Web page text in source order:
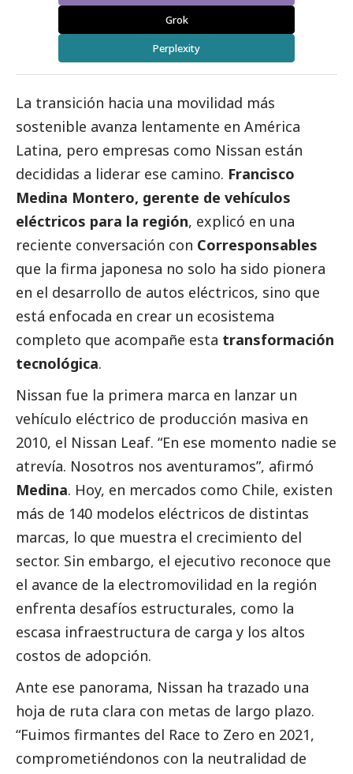
Grok
Perplexity
La transición hacia una movilidad más
sostenible avanza lentamente en América
Latina, pero empresas como Nissan están
decididas a liderar ese camino. Francisco
Medina Montero, gerente de vehículos
eléctricos para la región, explicó en una
reciente conversación con Corresponsables
que la firma japonesa no solo ha sido pionera
en el desarrollo de autos eléctricos, sino que
está enfocada en crear un ecosistema
completo que acompañe esta transformación
tecnológica.
Nissan fue la primera marca en lanzar un
vehículo eléctrico de producción masiva en
2010, el Nissan Leaf. “En ese momento nadie se
atrevía. Nosotros nos aventuramos”, afirmó
Medina. Hoy, en mercados como Chile, existen
más de 140 modelos eléctricos de distintas
marcas, lo que muestra el crecimiento del
sector. Sin embargo, el ejecutivo reconoce que
el avance de la electromovilidad en la región
enfrenta desafíos estructurales, como la
escasa infraestructura de carga y los altos
costos de adopción.
Ante ese panorama, Nissan ha trazado una
hoja de ruta clara con metas de largo plazo.
“Fuimos firmantes del Race to Zero en 2021,
comprometiéndonos con la neutralidad de